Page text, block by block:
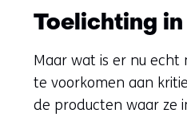
Toelichting in
Maar wat is er nu echt
te voorkomen aan
de producten waar ze